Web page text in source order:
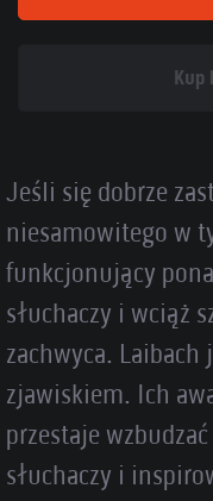
Kup
Jeśli się dobrze
niesamowitego w
funkcjonujący
słuchaczy i wciąż
zachwyca.
zjawiskiem. Ich
przestaje
słuchaczy i